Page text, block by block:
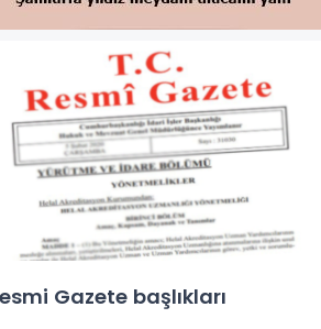
Gazete başlıkları